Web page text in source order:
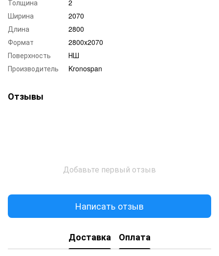
Толщина
2
Ширина
2070
Длина
2800
Формат
2800x2070
Поверхность
НШ
Производитель
Kronospan
Отзывы
Добавьте первый отзыв
Написать отзыв
Доставка Оплата